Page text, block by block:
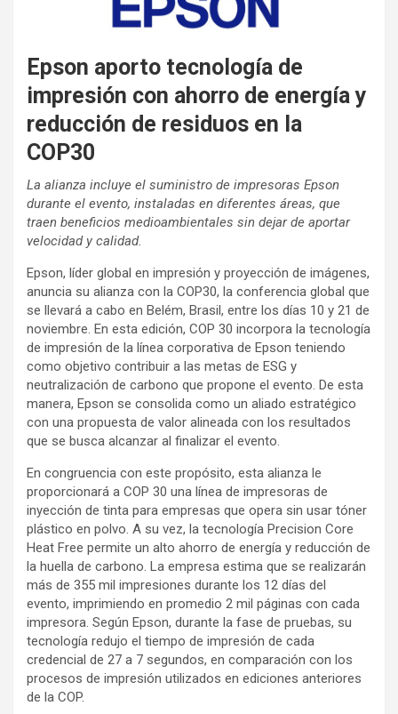
Epson aporto tecnología de
impresión con ahorro de energía y
reducción de residuos en la
COP30
La alianza incluye el suministro de impresoras Epson
durante el evento, instaladas en diferentes áreas, que
traen beneficios medioambientales sin dejar de aportar
velocidad y calidad.
Epson, líder global en impresión y proyección de imágenes,
anuncia su alianza con la COP30, la conferencia global que
se llevará a cabo en Belém, Brasil, entre los días 10 y 21 de
noviembre. En esta edición, COP 30 incorpora la tecnología
de impresión de la línea corporativa de Epson teniendo
como objetivo contribuir a las metas de ESG y
neutralización de carbono que propone el evento. De esta
manera, Epson se consolida como un aliado estratégico
con una propuesta de valor alineada con los resultados
que se busca alcanzar al finalizar el evento.
En congruencia con este propósito, esta alianza le
proporcionará a COP 30 una línea de impresoras de
inyección de tinta para empresas que opera sin usar tóner
plástico en polvo. A su vez, la tecnología Precision Core
Heat Free permite un alto ahorro de energía y reducción de
la huella de carbono. La empresa estima que se realizarán
más de 355 mil impresiones durante los 12 días del
evento, imprimiendo en promedio 2 mil páginas con cada
impresora. Según Epson, durante la fase de pruebas, su
tecnología redujo el tiempo de impresión de cada
credencial de 27 a 7 segundos, en comparación con los
procesos de impresión utilizados en ediciones anteriores
de la COP.